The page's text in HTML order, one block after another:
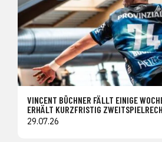
VINCENT BÜCHNER FÄLLT EINIGE
ERHÄLT KURZFRISTIG
29.07.26